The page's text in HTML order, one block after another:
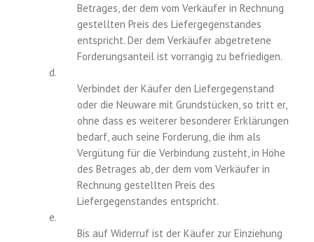
Betrages, der dem vom Verkäufer in Rechnung
gestellten Preis des Liefergegenstandes
entspricht. Der dem Verkäufer abgetretene
Forderungsanteil ist vorrangig zu befriedigen.
d.
Verbindet der Käufer den Liefergegenstand
oder die Neuware mit Grundstücken, so tritt er,
ohne dass es weiterer besonderer Erklärungen
bedarf, auch seine Forderung, die ihm als
Vergütung für die Verbindung zusteht, in Höhe
des Betrages ab, der dem vom Verkäufer in
Rechnung gestellten Preis des
Liefergegenstandes entspricht.
e.
Bis auf Widerruf ist der Käufer zur Einziehung